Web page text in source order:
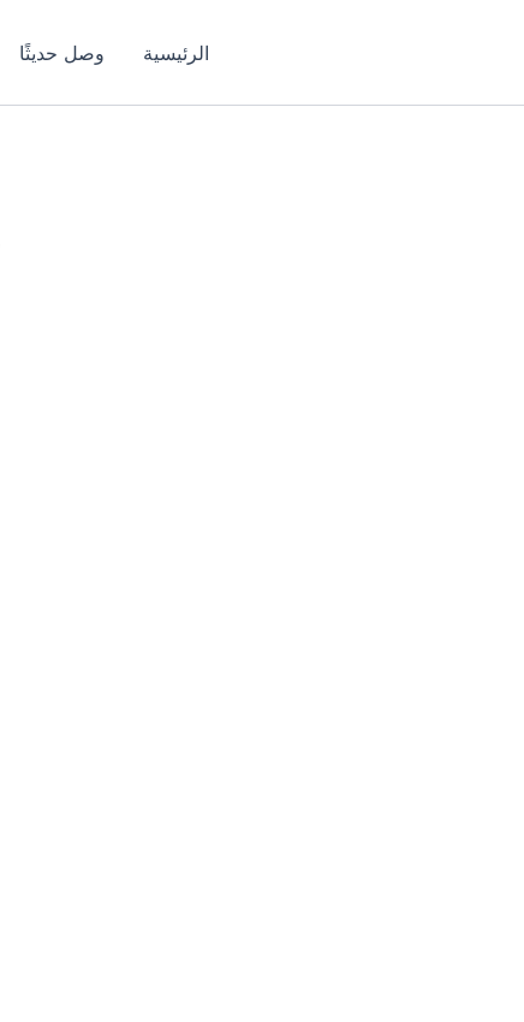
الرئيسية وصل حديثًا